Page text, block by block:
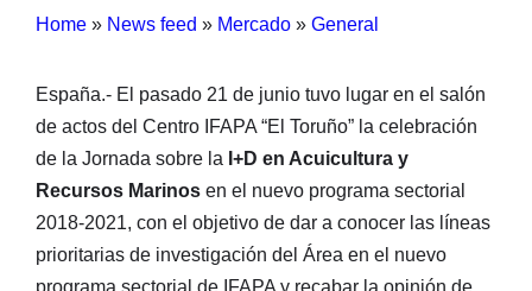
Home » News feed » Mercado » General
España.- El pasado 21 de junio tuvo lugar en el salón
de actos del Centro IFAPA “El Toruño” la celebración
de la Jornada sobre la I+D en Acuicultura y
Recursos Marinos en el nuevo programa sectorial
2018-2021, con el objetivo de dar a conocer las líneas
prioritarias de investigación del Área en el nuevo
programa sectorial de IFAPA y recabar la opinión de